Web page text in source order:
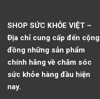
SHOP SỨC KHỎE VIỆT –
Địa chỉ cung cấp đến cộng
đồng những sản phẩm
chính hãng về chăm sóc
sức khỏe hàng đầu hiện
nay.